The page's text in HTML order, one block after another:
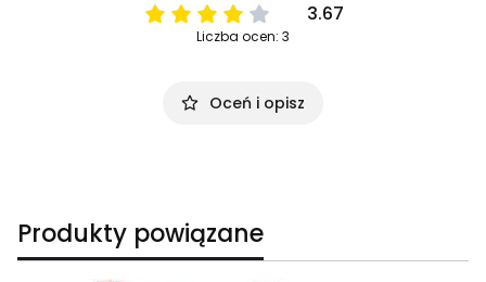
3.67
Liczba ocen: 3
Oceń i opisz
Produkty powiązane